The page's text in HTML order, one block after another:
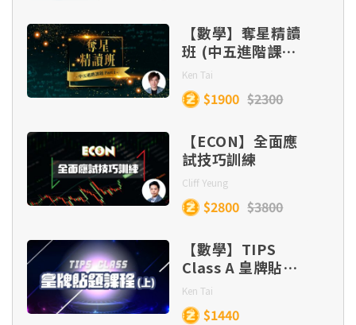
批改）
【數學】奪星精讀
班 (中五進階課題
Part 1)
Ken Tai
$1900 $2300
【ECON】全面應
試技巧訓練
Cliff Yeung
$2800 $3800
【數學】TIPS
Class A 皇牌貼題
課程 (目標
Lv.5/5*/5**)
Ken Tai
$1440